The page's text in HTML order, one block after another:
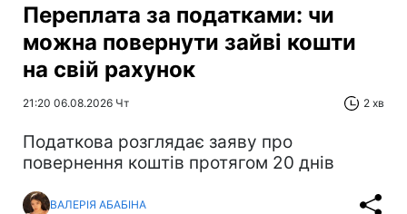
Переплата за податками: чи
можна повернути зайві кошти
на свій рахунок
21:20 06.08.2026 Чт 2 хв
Податкова розглядає заяву про
повернення коштів протягом 20 днів
ВАЛЕРІЯ АБАБІНА